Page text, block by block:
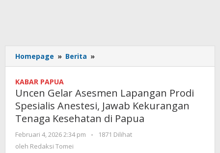
Homepage » Berita »
Gelar
Prodi
Spesialis
Anestesi,
Kekurangan
KABAR PAPUA
Uncen Gelar Asesmen Lapangan Prodi
Spesialis Anestesi, Jawab Kekurangan
Tenaga Kesehatan di Papua
Februari 4, 2026 2:34 pm
oleh
-
1871 Dilihat
oleh Redaksi Tomei